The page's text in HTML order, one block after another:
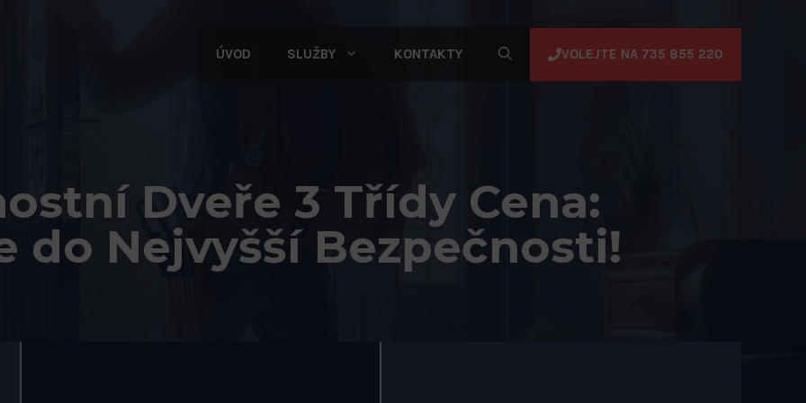
ÚVOD SLUŽBY KONTAKTY VOLEJTE NA 735 855 220
Dveře 3 Třídy Cena:
do Nejvyšší Bezpečnosti!